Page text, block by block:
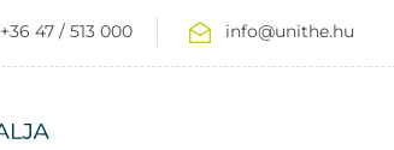
+36 47 / 513 000 info@unithe.hu